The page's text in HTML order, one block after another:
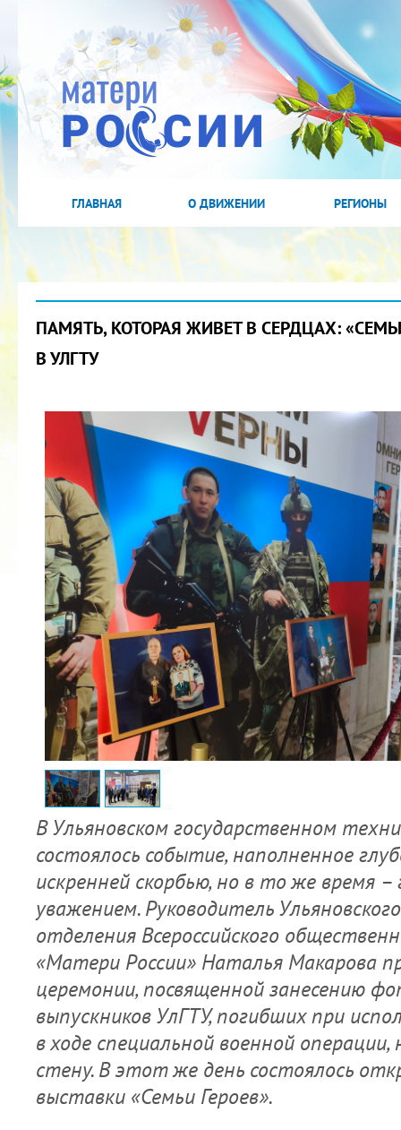
ГЛАВНАЯ О ДВИЖЕНИИ РЕГИОНЫ
ПАМЯТЬ, КОТОРАЯ ЖИВЕТ В СЕРДЦАХ:
В УЛГТУ
В Ульяновском государственном
состоялось событие, наполненное
искренней скорбью, но в то же время
уважением. Руководитель
отделения Всероссийского
«Матери России» Наталья Макарова
церемонии, посвященной занесению
выпускников УлГТУ, погибших при
в ходе специальной военной
стену. В этот же день состоялось
выставки «Семьи Героев».
2022 ГОД ПРОВОЗГЛАШЕН ГОДОМ
МАТЕРИ В ЯКУТИИ
19.12.2021